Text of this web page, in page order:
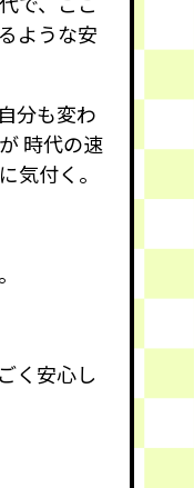
ような安
分も変わ
時代の速
気付く。
く安心し